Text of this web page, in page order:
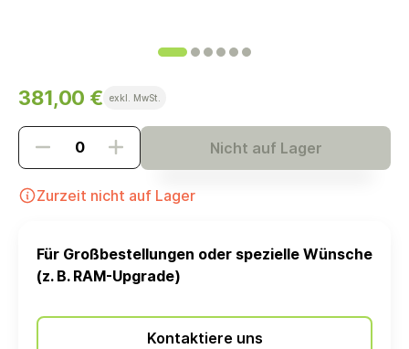
381,00 € exkl. MwSt.
Nicht auf Lager
Zurzeit nicht auf Lager
Für Großbestellungen oder spezielle Wünsche
(z. B. RAM-Upgrade)
Kontaktiere uns